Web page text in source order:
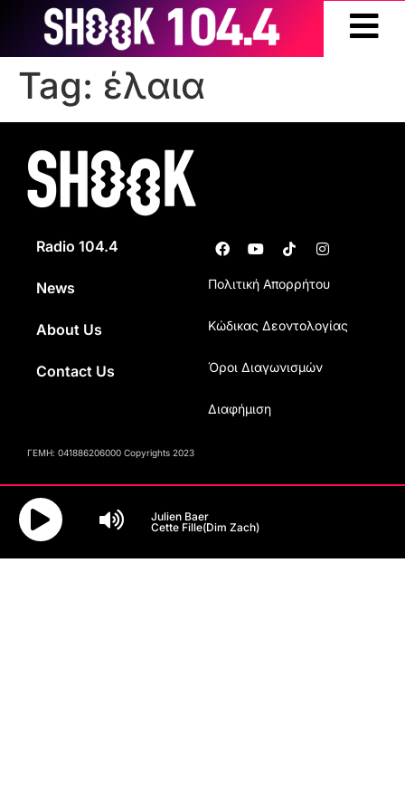
Tag: έλαια
Radio 104.4
News
About Us
Contact Us
Πολιτική Απορρήτου
Κώδικας Δεοντολογίας
Όροι Διαγωνισμών
Διαφήμιση
ΓΕΜΗ: 041886206000 Copyrights 2023
Julien Baer
Cette Fille(Dim Zach)